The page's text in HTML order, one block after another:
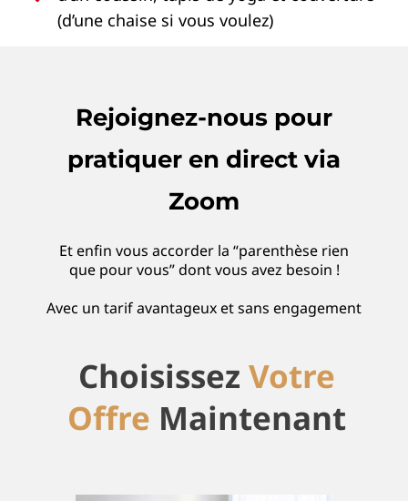
(d’une chaise si vous voulez)
Rejoignez-nous pour
pratiquer en direct via
Zoom
Et enfin vous accorder la “parenthèse rien
que pour vous” dont vous avez besoin !
Avec un tarif avantageux et sans engagement
Choisissez Votre
Offre Maintenant